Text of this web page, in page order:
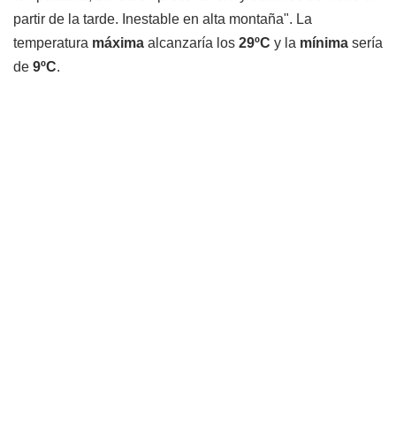
partir de la tarde. Inestable en alta montaña". La
temperatura máxima alcanzaría los 29ºC y la mínima sería
de 9ºC.